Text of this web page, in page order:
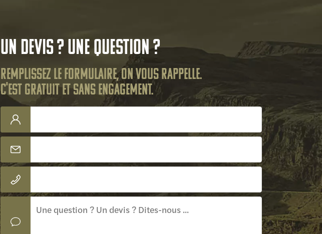
Un devis ? Une question ?
Remplissez le formulaire, on vous rappelle.
C'est gratuit et sans engagement.